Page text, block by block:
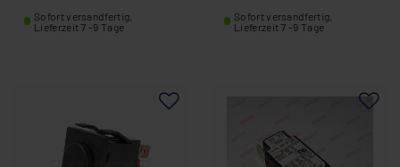
Sofort versandfertig,
Lieferzeit 7 -9 Tage
Sofort versandfertig,
Lieferzeit 7 -9 Tage